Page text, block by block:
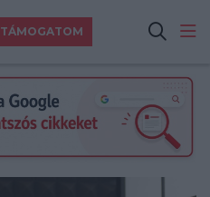
TÁMOGATOM